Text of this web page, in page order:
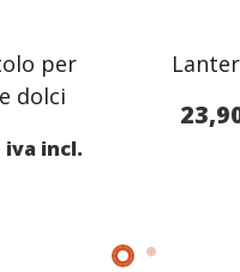
Lanterna
23,90€